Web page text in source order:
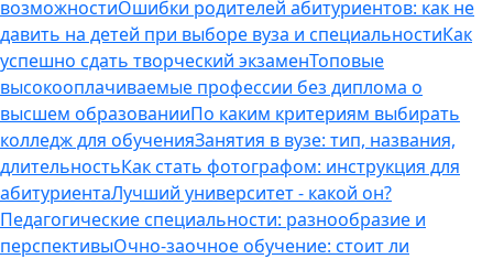
возможностиОшибки родителей абитуриентов: как не
давить на детей при выборе вуза и специальностиКак
успешно сдать творческий экзаменТоповые
высокооплачиваемые профессии без диплома о
высшем образованииПо каким критериям выбирать
колледж для обученияЗанятия в вузе: тип, названия,
длительностьКак стать фотографом: инструкция для
абитуриентаЛучший университет - какой он?
Педагогические специальности: разнообразие и
перспективыОчно-заочное обучение: стоит ли